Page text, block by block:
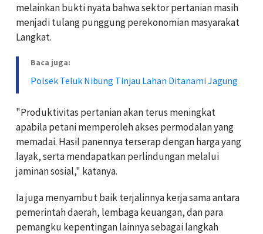
melainkan bukti nyata bahwa sektor pertanian masih
menjadi tulang punggung perekonomian masyarakat
Langkat.
Baca juga:
Polsek Teluk Nibung Tinjau Lahan Ditanami Jagung
"Produktivitas pertanian akan terus meningkat
apabila petani memperoleh akses permodalan yang
memadai. Hasil panennya terserap dengan harga yang
layak, serta mendapatkan perlindungan melalui
jaminan sosial," katanya.
Ia juga menyambut baik terjalinnya kerja sama antara
pemerintah daerah, lembaga keuangan, dan para
pemangku kepentingan lainnya sebagai langkah